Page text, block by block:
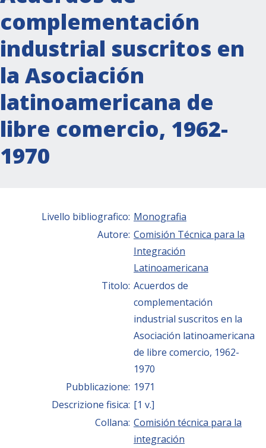
complementación
industrial suscritos en
la Asociación
latinoamericana de
libre comercio, 1962-
1970
Livello bibliografico: Monografia
Autore: Comisión Técnica para la
Integración
Latinoamericana
Titolo: Acuerdos de
complementación
industrial suscritos en la
Asociación latinoamericana
de libre comercio, 1962-
1970
Pubblicazione: 1971
Descrizione fisica: [1 v.]
Collana: Comisión técnica para la
integración